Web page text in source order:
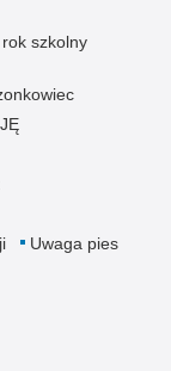
szkolny
Uwaga pies